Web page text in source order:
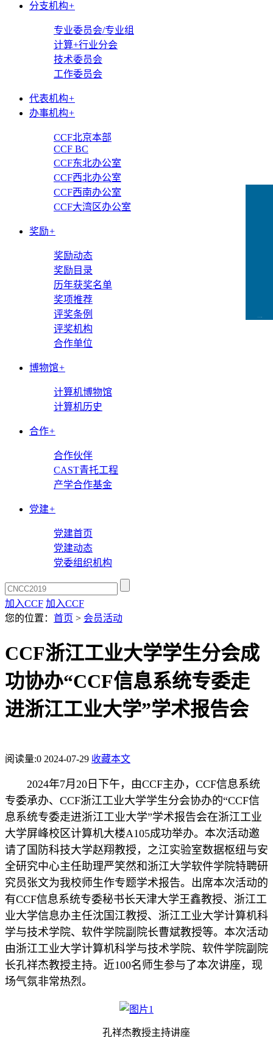
分支机构+
专业委员会/专业组
计算+行业分会
技术委员会
工作委员会
代表机构+
办事机构+
CCF北京本部
CCF BC
CCF东北办公室
CCF西北办公室
CCF西南办公室
CCF大湾区办公室
奖励+
奖励动态
奖励目录
历年获奖名单
奖项推荐
评奖条例
评奖机构
合作单位
博物馆+
计算机博物馆
计算机历史
合作+
合作伙伴
CAST青托工程
产学合作基金
党建+
党建首页
党建动态
党委组织机构
加入CCF 加入CCF
您的位置： 首页 > 会员活动
CCF浙江工业大学学生分会成
功协办“CCF信息系统专委走
进浙江工业大学”学术报告会
阅读量:0 2024-07-29 收藏本文
2024年7月20日下午，由CCF主办，CCF信息系统
专委承办、CCF浙江工业大学学生分会协办的“CCF信
息系统专委走进浙江工业大学”学术报告会在浙江工业
大学屏峰校区计算机大楼A105成功举办。本次活动邀
请了国防科技大学赵翔教授，之江实验室数据枢纽与安
全研究中心主任助理严笑然和浙江大学软件学院特聘研
究员张文为我校师生作专题学术报告。出席本次活动的
有CCF信息系统专委秘书长天津大学王鑫教授、浙江工
业大学信息办主任沈国江教授、浙江工业大学计算机科
学与技术学院、软件学院副院长曹斌教授等。本次活动
由浙江工业大学计算机科学与技术学院、软件学院副院
长孔祥杰教授主持。近100名师生参与了本次讲座，现
场气氛非常热烈。
孔祥杰教授主持讲座